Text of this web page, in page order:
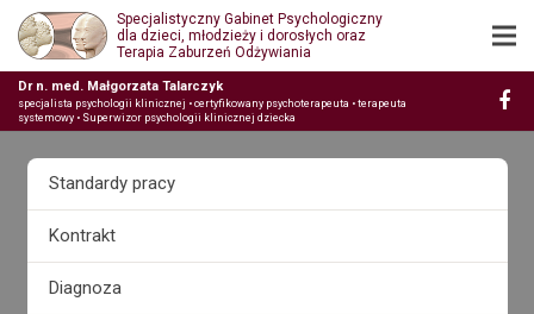
Specjalistyczny Gabinet Psychologiczny
dla dzieci, młodzieży i dorosłych oraz
Terapia Zaburzeń Odżywiania
Dr n. med. Małgorzata Talarczyk
specjalista psychologii klinicznej • certyfikowany psychoterapeuta • terapeuta
systemowy • Superwizor psychologii klinicznej dziecka
Standardy pracy
Kontrakt
Diagnoza